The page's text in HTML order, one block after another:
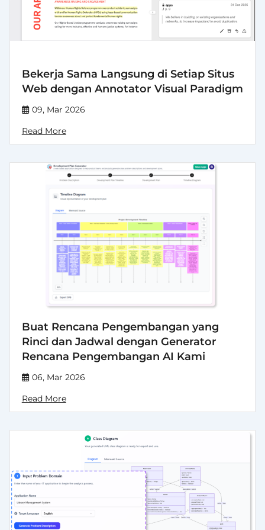
Bekerja Sama Langsung di Setiap Situs
Web dengan Annotator Visual Paradigm
09, Mar 2026
Read More
Buat Rencana Pengembangan yang
Rinci dan Jadwal dengan Generator
Rencana Pengembangan AI Kami
06, Mar 2026
Read More